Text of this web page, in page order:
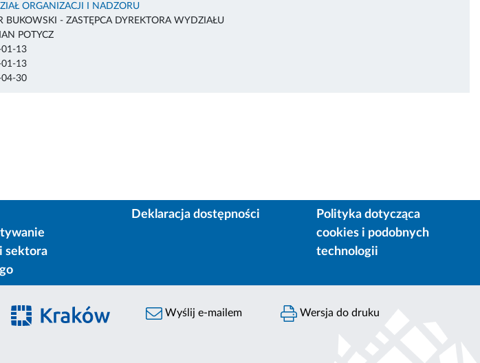
ORGANIZACJI I NADZORU
BUKOWSKI - ZASTĘPCA DYREKTORA WYDZIAŁU
POTYCZ
13
13
30
sektora
Deklaracja dostępności
Polityka dotycząca
cookies i podobnych
technologii
Wyślij e-mailem Wersja do druku